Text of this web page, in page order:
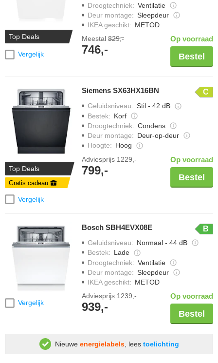
Top Deals
Vergelijk
Droogtechniek: Ventilatie
Deur montage: Sleepdeur
IKEA geschikt: METOD
Meestal 829,-
746,-
Op voorraad
Bestel
Top Deals
Gratis cadeau
Vergelijk
Siemens SX63HX16BN C
Geluidsniveau: Stil - 42 dB
Bestek: Korf
Droogtechniek: Condens
Deur montage: Deur-op-deur
Hoogte: Hoog
Adviesprijs 1229,-
799,-
Op voorraad
Bestel
Vergelijk
Bosch SBH4EVX08E B
Geluidsniveau: Normaal - 44 dB
Bestek: Lade
Droogtechniek: Ventilatie
Deur montage: Sleepdeur
IKEA geschikt: METOD
Adviesprijs 1239,-
939,-
Op voorraad
Bestel
Nieuwe energielabels, lees toelichting